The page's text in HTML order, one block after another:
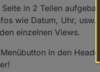
in 2 Teilen
wie Datum, Uhr,
einzelnen Views.
in den